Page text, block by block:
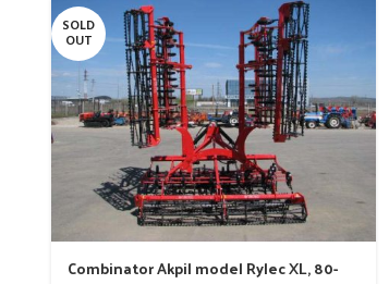
SOLD
OUT
Combinator Akpil model Rylec XL, 80-